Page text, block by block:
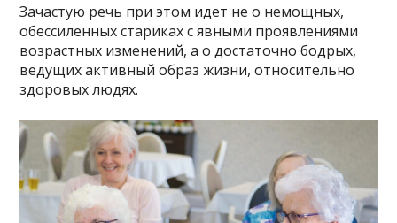
Зачастую речь при этом идет не о немощных,
обессиленных стариках с явными проявлениями
возрастных изменений, а о достаточно бодрых,
ведущих активный образ жизни, относительно
здоровых людях.